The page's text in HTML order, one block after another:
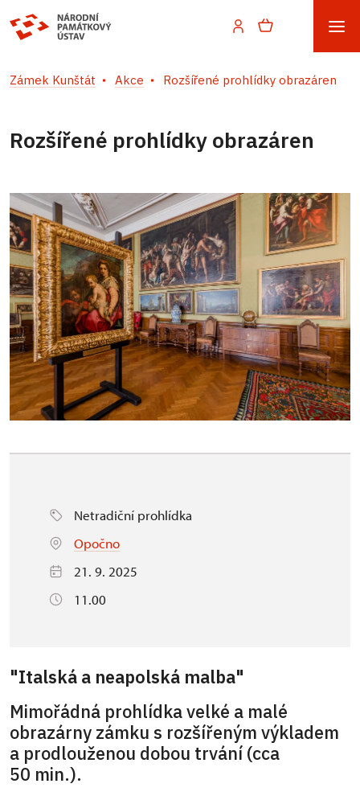
Zámek Kunštát Akce Rozšířené prohlídky obrazáren
Rozšířené prohlídky obrazáren
Netradiční prohlídka
Opočno
21. 9. 2025
11.00
"Italská a neapolská malba"
Mimořádná prohlídka velké a malé
obrazárny zámku s rozšířeným výkladem
a prodlouženou dobou trvání (cca
50 min.).